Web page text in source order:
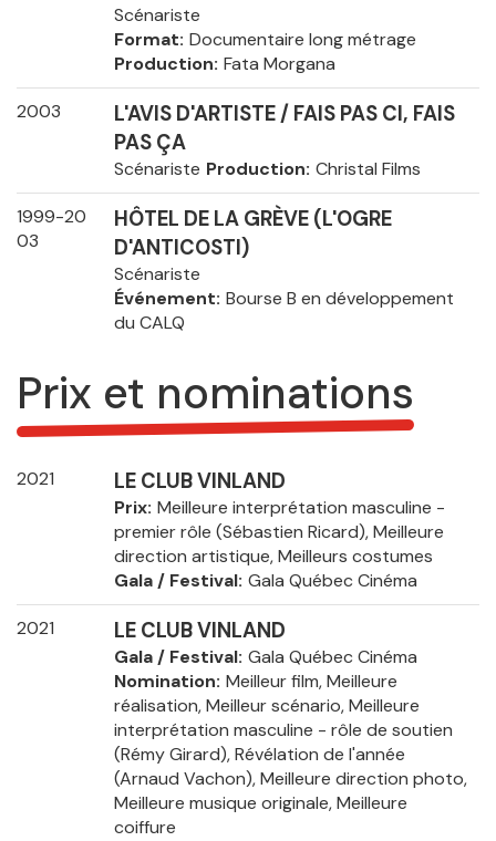
Scénariste
Format Documentaire long métrage
Production Fata Morgana
2003
L'AVIS D'ARTISTE / FAIS PAS CI, FAIS
PAS ÇA
Scénariste Production Christal Films
1999-20
03
HÔTEL DE LA GRÈVE (L'OGRE
D'ANTICOSTI)
Scénariste
Événement Bourse B en développement
du CALQ
Prix et nominations
2021 LE CLUB VINLAND
Prix Meilleure interprétation masculine -
premier rôle (Sébastien Ricard), Meilleure
direction artistique, Meilleurs costumes
Gala / Festival Gala Québec Cinéma
2021 LE CLUB VINLAND
Gala / Festival Gala Québec Cinéma
Nomination Meilleur film, Meilleure
réalisation, Meilleur scénario, Meilleure
interprétation masculine - rôle de soutien
(Rémy Girard), Révélation de l'année
(Arnaud Vachon), Meilleure direction photo,
Meilleure musique originale, Meilleure
coiffure